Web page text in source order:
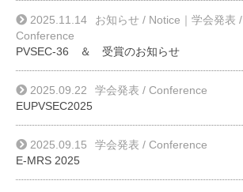
2025.11.14 お知らせ / Notice ｜学会発表 /
Conference
PVSEC-36 ＆ 受賞のお知らせ
2025.09.22
学会発表 / Conference
EUPVSEC2025
2025.09.15
学会発表 / Conference
E-MRS 2025